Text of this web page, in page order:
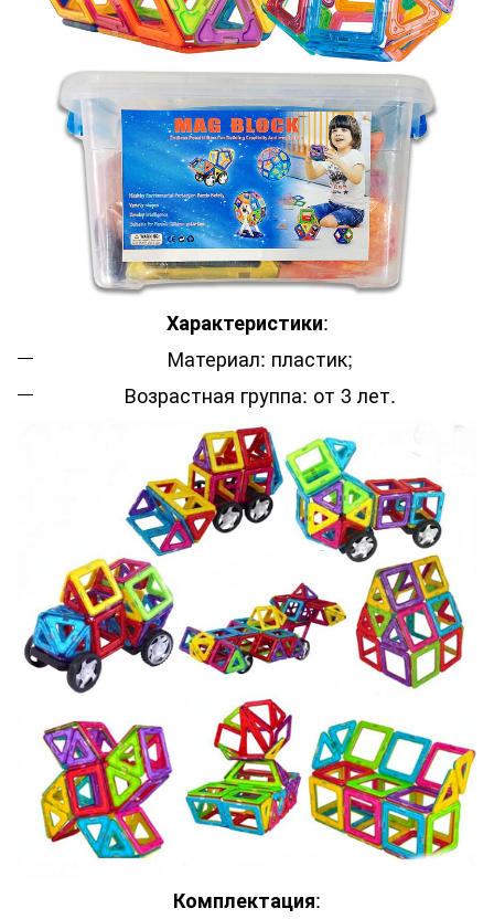
Характеристики:
Материал: пластик;
Возрастная группа: от 3 лет.
Комплектация: